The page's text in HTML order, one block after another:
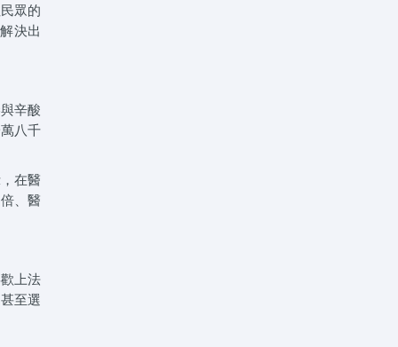
眾的
決出
辛酸
八千
在醫
、醫
上法
至選